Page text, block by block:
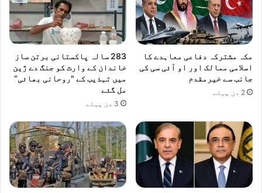
مکہ مشترکہ دفاعی معاہدے کا
اسلامی ممالک اور او آئی سی کی
جانب سے خیرمقدم
2 دن پہلے
283 سالہ پاکستانی برتن ساز
خاندان کے وارث کو جنگ دے ژین
میں تہذیب کے "روحانی بھائی”
مل گئے
3 دن پہلے